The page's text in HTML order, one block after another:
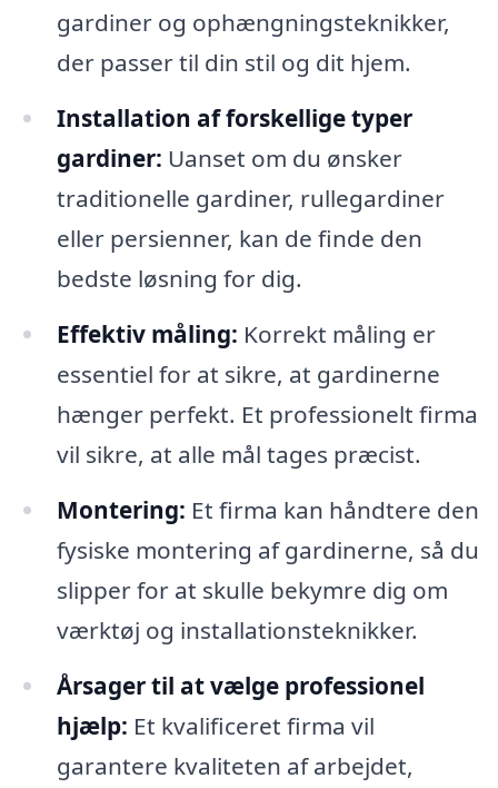
gardiner og ophængningsteknikker,
der passer til din stil og dit hjem.
Installation af forskellige typer
gardiner: Uanset om du ønsker
traditionelle gardiner, rullegardiner
eller persienner, kan de finde den
bedste løsning for dig.
Effektiv måling: Korrekt måling er
essentiel for at sikre, at gardinerne
hænger perfekt. Et professionelt firma
vil sikre, at alle mål tages præcist.
Montering: Et firma kan håndtere den
fysiske montering af gardinerne, så du
slipper for at skulle bekymre dig om
værktøj og installationsteknikker.
Årsager til at vælge professionel
hjælp: Et kvalificeret firma vil
garantere kvaliteten af arbejdet,